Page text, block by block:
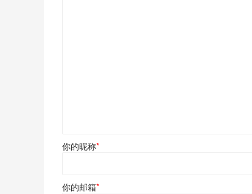
你的昵称*
你的邮箱*